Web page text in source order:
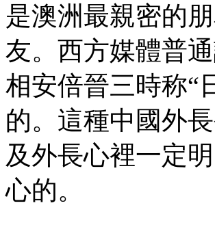
是澳洲最親密的
友。西方媒體普
相安倍晉三時称“
的。這種中國外
及外長心裡一定
心的。